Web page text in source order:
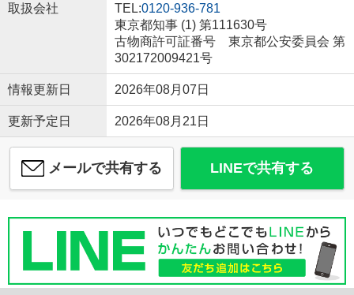
取扱会社
TEL:0120-936-781
東京都知事 (1) 第111630号
古物商許可証番号 東京都公安委員会 第
302172009421号
情報更新日 2026年08月07日
更新予定日 2026年08月21日
メールで共有する LINEで共有する